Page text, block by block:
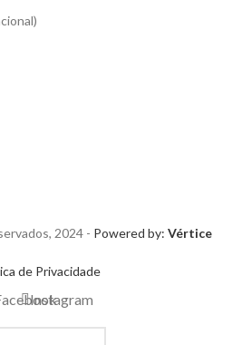
2024 - Powered by: Vértice
de Privacidade
Instagram